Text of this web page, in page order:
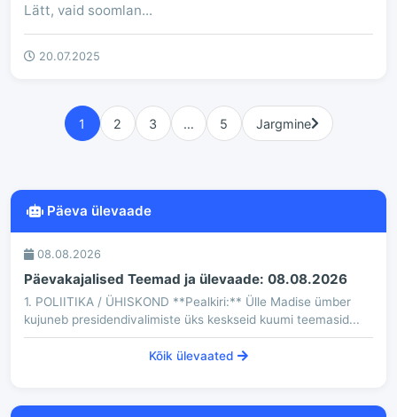
Lätt, vaid soomlan...
20.07.2025
1 2 3 … 5 Jargmine
Päeva ülevaade
08.08.2026
Päevakajalised Teemad ja ülevaade: 08.08.2026
1. POLIITIKA / ÜHISKOND **Pealkiri:** Ülle Madise ümber
kujuneb presidendivalimiste üks keskseid kuumi teemasid...
Kõik ülevaated